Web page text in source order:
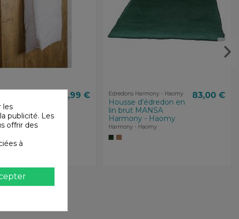
d'édredon
Haomy
16,99 € Edredons Harmony - Haomy
Housse d'édredon en
lin brut MANSA
Harmony - Haomy
Harmony - Haomy
83,00 €
les
publicité. Les
offrir des
à